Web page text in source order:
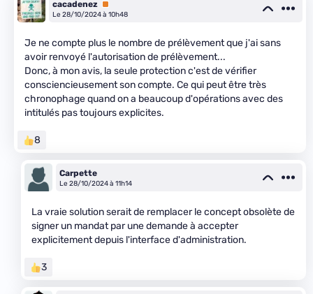
cacadenez
Premium
Le 28/10/2024 à 10h48
Je ne compte plus le nombre de prélèvement que j'ai sans
avoir renvoyé l'autorisation de prélèvement...
Donc, à mon avis, la seule protection c'est de vérifier
consciencieusement son compte. Ce qui peut être très
chronophage quand on a beaucoup d'opérations avec des
intitulés pas toujours explicites.
8
Carpette
Le 28/10/2024 à 11h14
La vraie solution serait de remplacer le concept obsolète de
signer un mandat par une demande à accepter
explicitement depuis l'interface d'administration.
3